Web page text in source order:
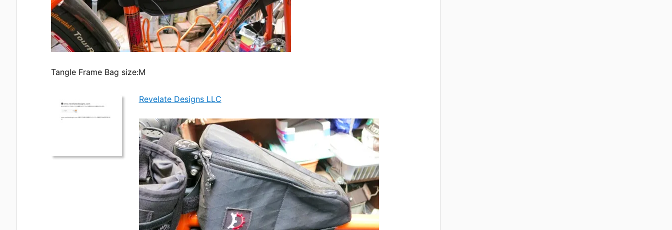
Tangle Frame Bag size:M
Revelate Designs LLC